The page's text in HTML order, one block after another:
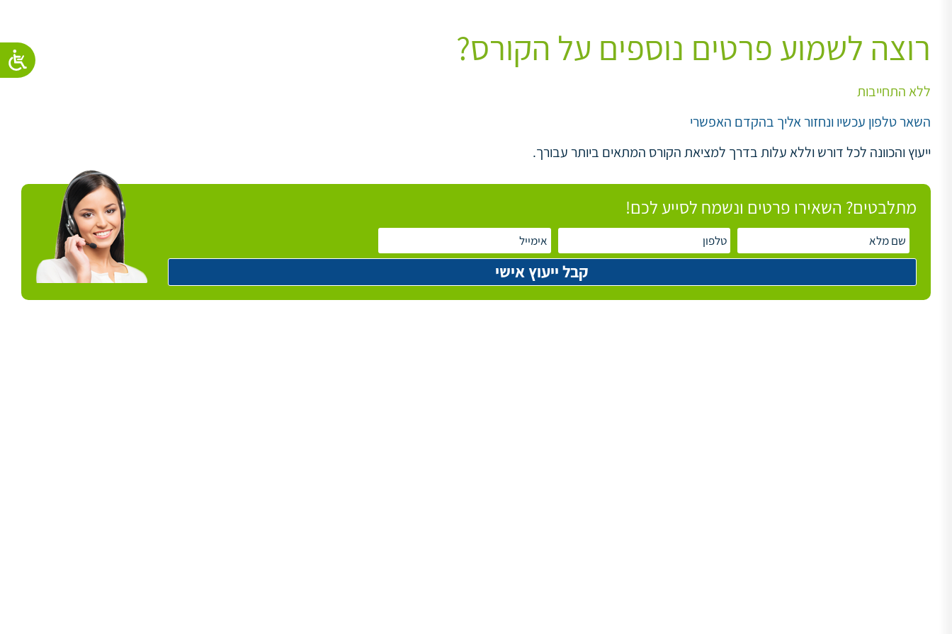
רוצה לשמוע פרטים נוספים על הקורס?
ללא התחייבות
השאר טלפון עכשיו ונחזור אליך בהקדם האפשרי
ייעוץ והכוונה לכל דורש וללא עלות בדרך למציאת הקורס המתאים ביותר עבורך.
מתלבטים? השאירו פרטים ונשמח לסייע לכם!